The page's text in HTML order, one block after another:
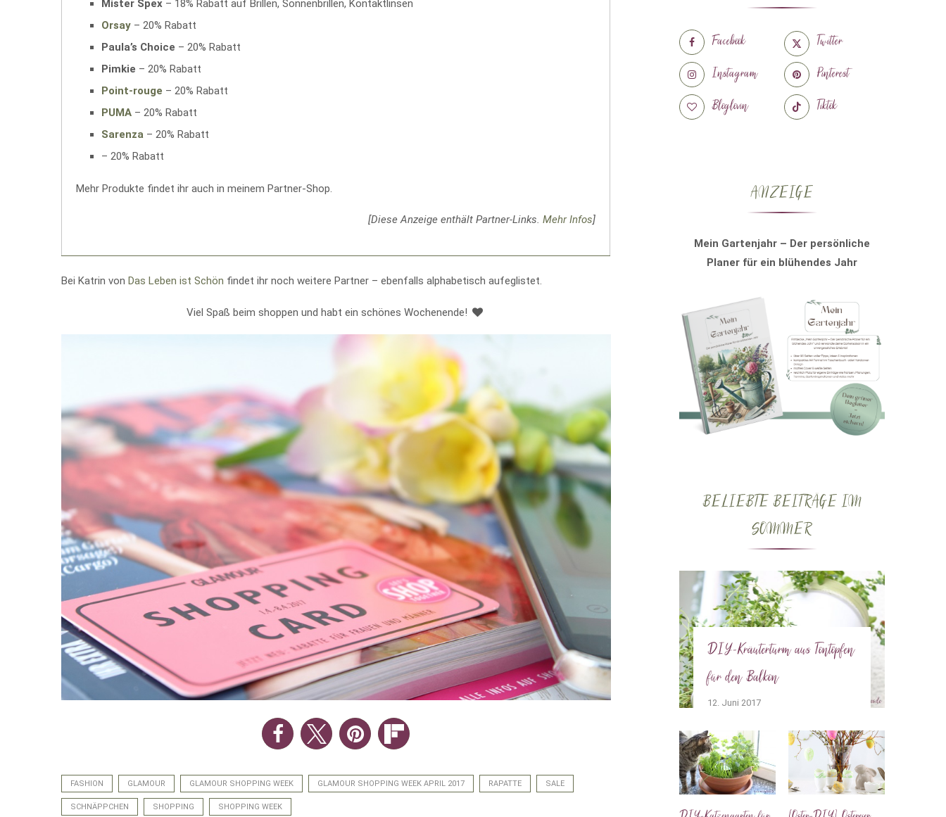
Mister Spex – 18% Rabatt auf Brillen, Sonnenbrillen, Kontaktlinsen
Orsay – 20% Rabatt
Paula’s Choice – 20% Rabatt
Pimkie – 20% Rabatt
Point-rouge – 20% Rabatt
PUMA – 20% Rabatt
Sarenza – 20% Rabatt
– 20% Rabatt
Mehr Produkte findet ihr auch in meinem Partner-Shop.
[Diese Anzeige enthält Partner-Links. Mehr Infos]
Bei Katrin von Das Leben ist Schön findet ihr noch weitere Partner – ebenfalls alphabetisch aufeglistet.
Viel Spaß beim shoppen und habt ein schönes Wochenende!
FASHION GLAMOUR GLAMOUR SHOPPING WEEK GLAMOUR SHOPPING WEEK APRIL 2017 RAPATTE SALE
SCHNÄPPCHEN SHOPPING SHOPPING WEEK
Facebook
Twitter
Instagram
Pinterest
Bloglovin
Tiktok
ANZEIGE
Mein Gartenjahr – Der persönliche
Planer für ein blühendes Jahr
BELIEBTE BEITRÄGE IM
SOMMER
DIY-Kräuterturm aus Tontöpfen
für den Balkon
12. Juni 2017